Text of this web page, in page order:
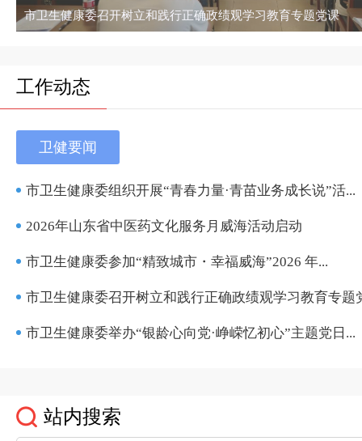
市卫生健康委召开树立和践行正确政绩观学习教育专题党课
工作动态
卫健要闻
市卫生健康委组织开展“青春力量·青苗业务成长说”活...
2026年山东省中医药文化服务月威海活动启动
市卫生健康委参加“精致城市・幸福威海”2026 年...
市卫生健康委召开树立和践行正确政绩观学习教育专题
市卫生健康委举办“银龄心向党·峥嵘忆初心”主题党日...
站内搜索